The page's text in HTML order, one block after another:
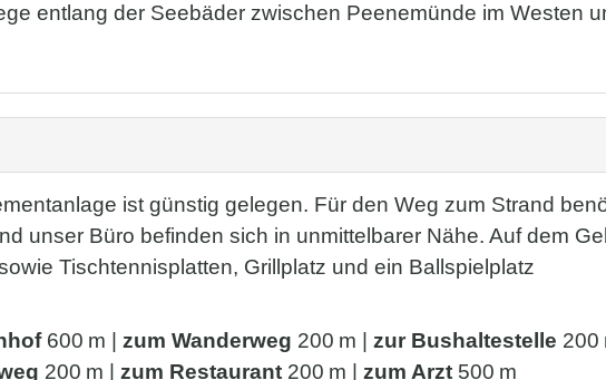
entlang der Seebäder zwischen Peenemünde im Westen
ist günstig gelegen. Für den Weg zum Strand
unser Büro befinden sich in unmittelbarer Nähe. Auf dem
Tischtennisplatten, Grillplatz und ein Ballspielplatz
600 m | zum Wanderweg 200 m | zur Bushaltestelle 200
200 m | zum Restaurant 200 m | zum Arzt 500 m